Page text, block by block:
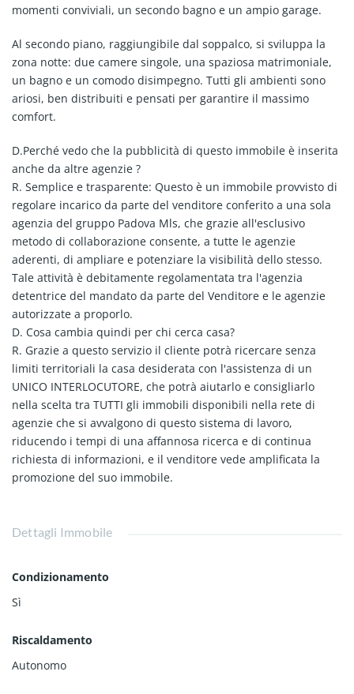
momenti conviviali, un secondo bagno e un ampio garage.
Al secondo piano, raggiungibile dal soppalco, si sviluppa la
zona notte: due camere singole, una spaziosa matrimoniale,
un bagno e un comodo disimpegno. Tutti gli ambienti sono
ariosi, ben distribuiti e pensati per garantire il massimo
comfort.
D.Perché vedo che la pubblicità di questo immobile è inserita
anche da altre agenzie ?
R. Semplice e trasparente: Questo è un immobile provvisto di
regolare incarico da parte del venditore conferito a una sola
agenzia del gruppo Padova Mls, che grazie all'esclusivo
metodo di collaborazione consente, a tutte le agenzie
aderenti, di ampliare e potenziare la visibilità dello stesso.
Tale attività è debitamente regolamentata tra l'agenzia
detentrice del mandato da parte del Venditore e le agenzie
autorizzate a proporlo.
D. Cosa cambia quindi per chi cerca casa?
R. Grazie a questo servizio il cliente potrà ricercare senza
limiti territoriali la casa desiderata con l'assistenza di un
UNICO INTERLOCUTORE, che potrà aiutarlo e consigliarlo
nella scelta tra TUTTI gli immobili disponibili nella rete di
agenzie che si avvalgono di questo sistema di lavoro,
riducendo i tempi di una affannosa ricerca e di continua
richiesta di informazioni, e il venditore vede amplificata la
promozione del suo immobile.
Dettagli Immobile
Condizionamento
Sì
Riscaldamento
Autonomo